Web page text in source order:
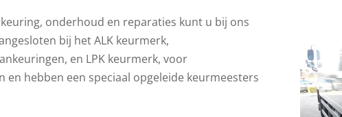
onderhoud en reparaties kunt u bij ons
bij het ALK keurmerk,
en LPK keurmerk, voor
en hebben een speciaal opgeleide keurmeesters